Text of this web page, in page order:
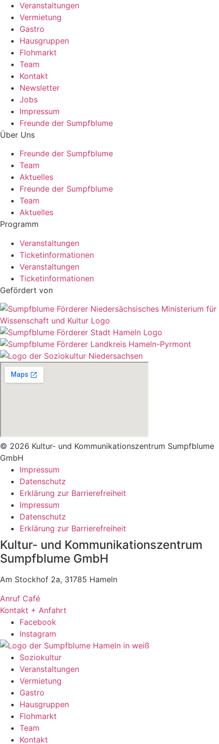
Veranstaltungen
Vermietung
Gastro
Hausgruppen
Flohmarkt
Team
Kontakt
Newsletter
Jobs
Impressum
Freunde der Sumpfblume
Über Uns
Freunde der Sumpfblume
Team
Aktuelles
Freunde der Sumpfblume
Team
Aktuelles
Programm
Veranstaltungen
Ticketinformationen
Veranstaltungen
Ticketinformationen
Gefördert von
© 2026 Kultur- und Kommunikationszentrum Sumpfblume
GmbH
Impressum
Datenschutz
Erklärung zur Barrierefreiheit
Impressum
Datenschutz
Erklärung zur Barrierefreiheit
Kultur- und Kommunikationszentrum
Sumpfblume GmbH
Am Stockhof 2a, 31785 Hameln
Anruf Café
Kontakt + Anfahrt
Facebook
Instagram
Soziokultur
Veranstaltungen
Vermietung
Gastro
Hausgruppen
Flohmarkt
Team
Kontakt